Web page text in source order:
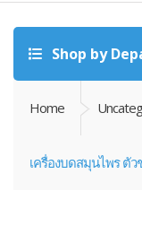
Shop by
Home
เครื่องบดสมุนไพร ตั